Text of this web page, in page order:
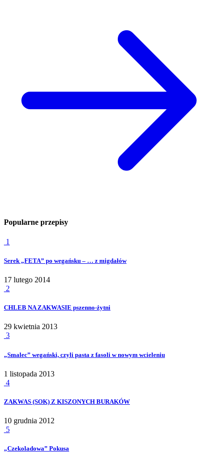
Popularne przepisy
1
Serek „FETA” po wegańsku – … z migdałów
17 lutego 2014
2
CHLEB NA ZAKWASIE pszenno-żytni
29 kwietnia 2013
3
„Smalec” wegański, czyli pasta z fasoli w nowym wcieleniu
1 listopada 2013
4
ZAKWAS (SOK) Z KISZONYCH BURAKÓW
10 grudnia 2012
5
„Czekoladowa” Pokusa